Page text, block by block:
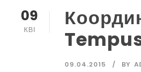
09
КВІ
09.04.2015 BY